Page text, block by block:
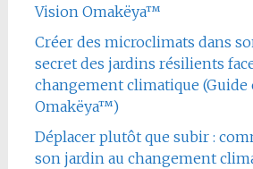
Vision Omakëya™
Créer des microclimats dans
secret des jardins résilients
changement climatique
Omakëya™)
Déplacer plutôt que subir :
son jardin au changement